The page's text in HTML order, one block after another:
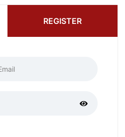
REGISTER